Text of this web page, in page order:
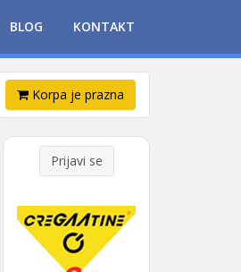
BLOG KONTAKT
Korpa je prazna
Prijavi se